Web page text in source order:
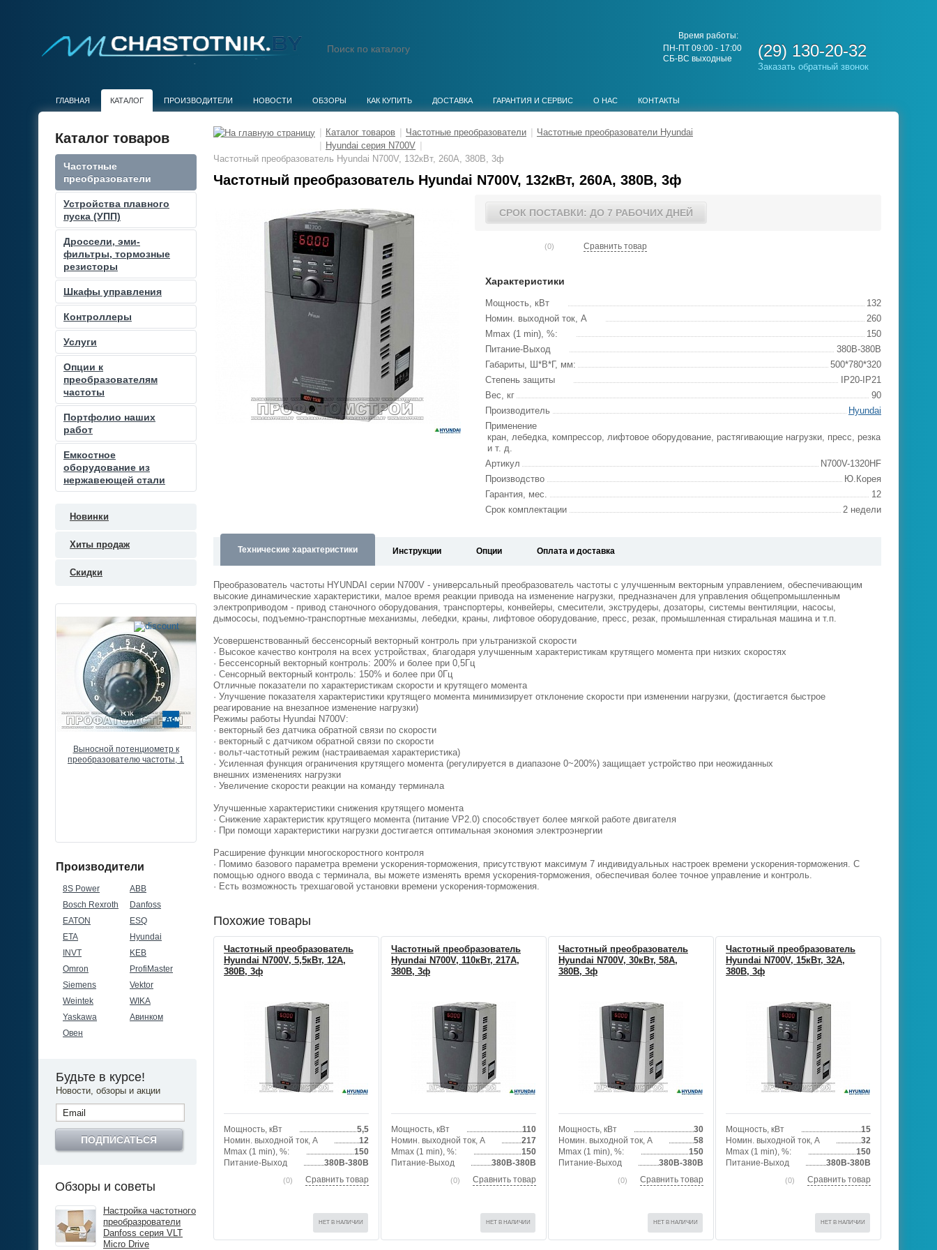
Время работы:
ПН-ПТ 09:00 - 17:00
СБ-ВС выходные
(29) 130-20-32
Заказать обратный звонок
ГЛАВНАЯ КАТАЛОГ ПРОИЗВОДИТЕЛИ НОВОСТИ ОБЗОРЫ КАК КУПИТЬ ДОСТАВКА ГАРАНТИЯ И СЕРВИС О НАС КОНТАКТЫ
Каталог товаров
Частотные
преобразователи
Устройства плавного
пуска (УПП)
Дроссели, эми-
фильтры, тормозные
резисторы
Шкафы управления
Контроллеры
Услуги
Опции к
преобразователям
частоты
Портфолио наших
работ
Емкостное
оборудование из
нержавеющей стали
Новинки
Хиты продаж
Скидки
Выносной потенциометр к
преобразователю частоты, 1
Частотный преобразователь
Danfoss VLT Micro Drive FC51,
3кВт, 7,2А, 380В, 3ф
Производители
8S Power
ABB
Bosch Rexroth
Danfoss
EATON
ESQ
ETA
Hyundai
INVT
KEB
Omron
ProfiMaster
Siemens
Vektor
Weintek
WIKA
Yaskawa
Авинком
Овен
Будьте в курсе!
Новости, обзоры и акции
ПОДПИСАТЬСЯ
Обзоры и советы
Настройка частотного
преобразрователи
Danfoss серия VLT
Micro Drive
Каталог товаров Частотные преобразователи
Частотные преобразователи Hyundai
Hyundai серия N700V
Частотный преобразователь Hyundai N700V, 132кВт, 260А, 380В, 3ф
Частотный преобразователь Hyundai N700V, 132кВт, 260А, 380В, 3ф
СРОК ПОСТАВКИ: ДО 7 РАБОЧИХ ДНЕЙ
(0) Сравнить товар
Характеристики
Мощность, кВт
132
Номин. выходной ток, А
260
Mmax (1 min), %:
150
Питание-Выход
380В-380В
Габариты, Ш*В*Г, мм:
500*780*320
Степень защиты
IP20-IP21
Вес, кг
90
Производитель
Hyundai
Применение
кран, лебедка, компрессор, лифтовое оборудование, растягивающие нагрузки, пресс, резка
и т. д.
Артикул
N700V-1320HF
Производство
Ю.Корея
Гарантия, мес.
12
Срок комплектации
2 недели
Технические характеристики Инструкции Опции Оплата и доставка
Преобразователь частоты HYUNDAI серии N700V - универсальный преобразователь частоты с улучшенным векторным управлением, обеспечивающим
высокие динамические характеристики, малое время реакции привода на изменение нагрузки, предназначен для управления общепромышленным
электроприводом - привод станочного оборудования, транспортеры, конвейеры, смесители, экструдеры, дозаторы, системы вентиляции, насосы,
дымососы, подъемно-транспортные механизмы, лебедки, краны, лифтовое оборудование, пресс, резак, промышленная стиральная машина и т.п.
Усовершенствованный бессенсорный векторный контроль при ультранизкой скорости
· Высокое качество контроля на всех устройствах, благодаря улучшенным характеристикам крутящего момента при низких скоростях
· Бессенсорный векторный контроль: 200% и более при 0,5Гц
· Сенсорный векторный контроль: 150% и более при 0Гц
Отличные показатели по характеристикам скорости и крутящего момента
· Улучшение показателя характеристики крутящего момента минимизирует отклонение скорости при изменении нагрузки, (достигается быстрое
реагирование на внезапное изменение нагрузки)
Режимы работы Hyundai N700V:
· векторный без датчика обратной связи по скорости
· векторный с датчиком обратной связи по скорости
· вольт-частотный режим (настраиваемая характеристика)
· Усиленная функция ограничения крутящего момента (регулируется в диапазоне 0~200%) защищает устройство при неожиданных
внешних изменениях нагрузки
· Увеличение скорости реакции на команду терминала
Улучшенные характеристики снижения крутящего момента
· Снижение характеристик крутящего момента (питание VP2.0) способствует более мягкой работе двигателя
· При помощи характеристики нагрузки достигается оптимальная экономия электроэнергии
Расширение функции многоскоростного контроля
· Помимо базового параметра времени ускорения-торможения, присутствуют максимум 7 индивидуальных настроек времени ускорения-торможения. С
помощью одного ввода с терминала, вы можете изменять время ускорения-торможения, обеспечивая более точное управление и контроль.
· Есть возможность трехшаговой установки времени ускорения-торможения.
Похожие товары
Частотный преобразователь
Hyundai N700V, 5,5кВт, 12А,
380В, 3ф
Мощность, кВт
5,5
Номин. выходной ток, А
12
Mmax (1 min), %:
150
Питание-Выход
380В-380В
(0) Сравнить товар
НЕТ В НАЛИЧИИ
Частотный преобразователь
Hyundai N700V, 110кВт, 217А,
380В, 3ф
Мощность, кВт
110
Номин. выходной ток, А
217
Mmax (1 min), %:
150
Питание-Выход
380В-380В
(0) Сравнить товар
НЕТ В НАЛИЧИИ
Частотный преобразователь
Hyundai N700V, 30кВт, 58А,
380В, 3ф
Мощность, кВт
30
Номин. выходной ток, А
58
Mmax (1 min), %:
150
Питание-Выход
380В-380В
(0) Сравнить товар
НЕТ В НАЛИЧИИ
Частотный преобразователь
Hyundai N700V, 15кВт, 32А,
380В, 3ф
Мощность, кВт
15
Номин. выходной ток, А
32
Mmax (1 min), %:
150
Питание-Выход
380В-380В
(0) Сравнить товар
НЕТ В НАЛИЧИИ